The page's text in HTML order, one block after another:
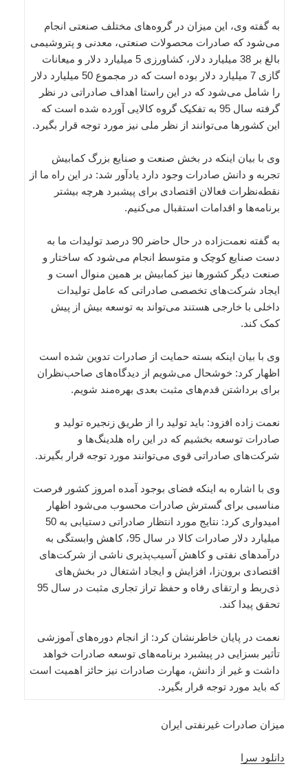
به گفته وی، این میزان در گروه‌های مختلف صنعتی انجام
می‌شود که صادرات محصولات صنعتی، معدنی و پتروشیمی
بالغ بر 38 میلیارد دلار، کشاورزی 5 میلیارد دلار و میعانات
گازی 7 میلیارد دلار بوده است که در مجموع 50 میلیارد دلار
را شامل می‌شود که در این راستا اهداف صادراتی در نظر
گرفته سال 95 به تفکیک گروه کالایی آورده شده است که
این کشورها می‌توانند از نظر ملی نیز مورد توجه قرار بگیرد.
وی با بیان اینکه در بخش صنعت و صنایع بزرگ کمابیش
تجربه و دانش صادرات وجود دارد یادآور شد: در این راه ما از
نقطه‌نظرات فعالان اقتصادی برای پیشبرد هرچه بیشتر
برنامه‌ها و اقدامات استقبال می‌کنیم.
به گفته نعمت‌زاده در حال حاضر 90 درصد تولیدات ما به
دست صنایع کوچک و متوسط انجام می‌شود که ساختار و
صنعت دیگر کشورها نیز کمابیش بر همین منوال است و
ایجاد شرکت‌های تخصصی صادراتی که عامل تولیدات
داخلی با خارجی هستند می‌تواند به توسعه بیش از پیش
کمک کند.
وی با بیان اینکه بسته حمایت از صادرات تدوین شده است
اظهار کرد: خوشحال می‌شویم از دیدگاه‌های صاحب‌نظران
برای برداشتن قدم‌های مثبت بعدی بهره‌مند شویم.
نعمت زاده افزود: باید تولید را از طریق زنجیره تولید و
صادرات توسعه بخشیم که در این راه هلدینگ‌ها و
شرکت‌های صادراتی قوی می‌توانند مورد توجه قرار بگیرند.
وی با اشاره به اینکه فضای بوجود آمده امروز کشور فرصت
مناسبی برای گسترش صادرات محسوب می‌شود اظهار
امیدواری کرد: نتایج مورد انتظار صادراتی دستیابی به 50
میلیارد دلار صادرات کالا در سال 95، کاهش وابستگی به
درآمدهای نفتی و کاهش آسیب‌پذیری ناشی از شرکت‌های
اقتصادی برون‌زا، افزایش و ایجاد اشتغال در بخش‌های
ذی‌ربط و ارتقای رفاه و حفظ تراز تجاری مثبت در سال 95
تحقق پیدا کند.
نعمت در پایان خاطرنشان کرد: از انجام دوره‌های آموزشی
تأثیر بسزایی در پیشبرد برنامه‌های توسعه صادرات خواهد
داشت و غیر از دانش، مهارت صادرات نیز حائز اهمیت است
که باید مورد توجه قرار بگیرد.
میزان صادرات غیرنفتی ایران
دانلود سرا